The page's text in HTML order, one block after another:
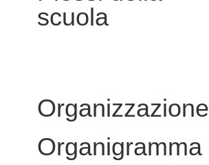
scuola
Organizzazione
Organigramma